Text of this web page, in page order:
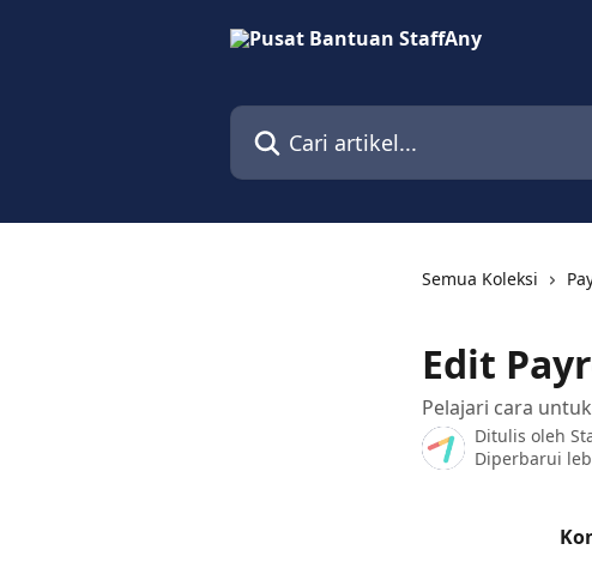
Cari artikel...
Semua Koleksi
Edit
Pelajari cara
Ditulis oleh
Diperbarui